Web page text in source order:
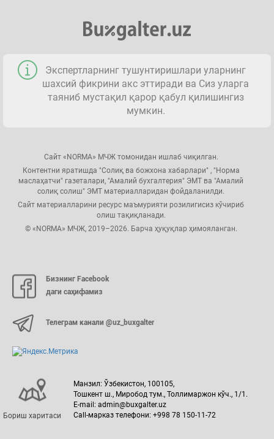
Экспертларнинг тушунтиришлари уларнинг
шахсий фикрини акс эттиради ва Сиз уларга
таяниб мустақил қарор қабул қилишингиз
мумкин.
Сайт «NORMA» МЧЖ томонидан ишлаб чиқилган.
Контентни яратишда "Солиқ ва божхона хабарлари" , "Норма
маслаҳатчи" газеталари, "Амалий бухгалтерия" ЭМТ ва "Амалий
солиқ солиш" ЭМТ материалларидан фойдаланилди.
Сайт материалларини ресурс маъмурияти розилигисиз кўчириб
олиш тақиқланади.
© «NORMA» МЧЖ, 2019–2026. Барча ҳуқуқлар ҳимояланган.
Бизнинг Facebook
даги саҳифамиз
Телеграм канали @uz_buxgalter
Бориш харитаси
Манзил: Ўзбекистон, 100105,
Тошкент ш., Миробод тум., Толлимаржон кўч., 1/1.
E-mail: admin@buxgalter.uz
Call-марказ телефони: +998 78 150-11-72